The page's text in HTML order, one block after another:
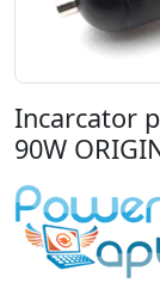
Incarcator
90W